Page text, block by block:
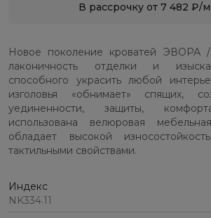
В рассрочку от 7 482 ₽/
Новое поколение кроватей ЭВОРА /
лаконичность отделки и
способного украсить любой
изголовья «обнимает» спящих,
уединенности, защиты,
использована велюровая
обладает высокой
тактильными свойствами.
Индекс
NK334.11